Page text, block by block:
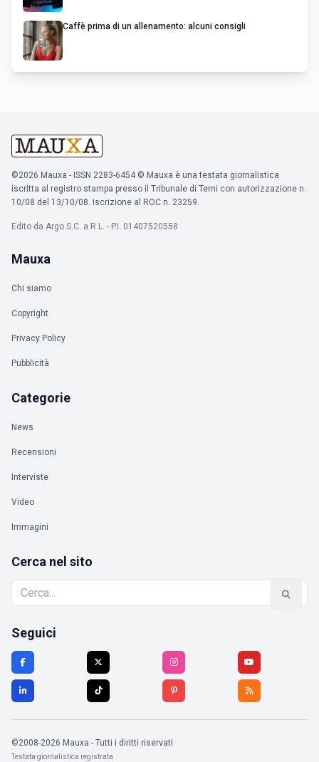
Caffè prima di un allenamento: alcuni consigli
©2026 Mauxa - ISSN 2283-6454 © Mauxa è una testata giornalistica
iscritta al registro stampa presso il Tribunale di Terni con autorizzazione n.
10/08 del 13/10/08. Iscrizione al ROC n. 23259.
Edito da Argo S.C. a R.L. - P.I. 01407520558
Mauxa
Chi siamo
Copyright
Privacy Policy
Pubblicità
Categorie
News
Recensioni
Interviste
Video
Immagini
Cerca nel sito
Seguici
©2008-2026 Mauxa - Tutti i diritti riservati
Testata giornalistica registrata